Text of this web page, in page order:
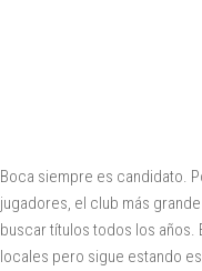
Boca siempre es candidato.
jugadores, el club más
buscar títulos todos los años.
locales pero sigue estando